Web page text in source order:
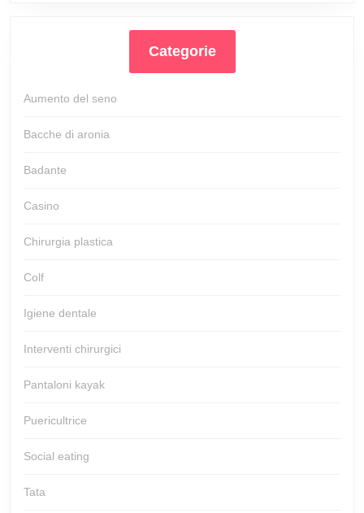
Categorie
Aumento del seno
Bacche di aronia
Badante
Casino
Chirurgia plastica
Colf
Igiene dentale
Interventi chirurgici
Pantaloni kayak
Puericultrice
Social eating
Tata